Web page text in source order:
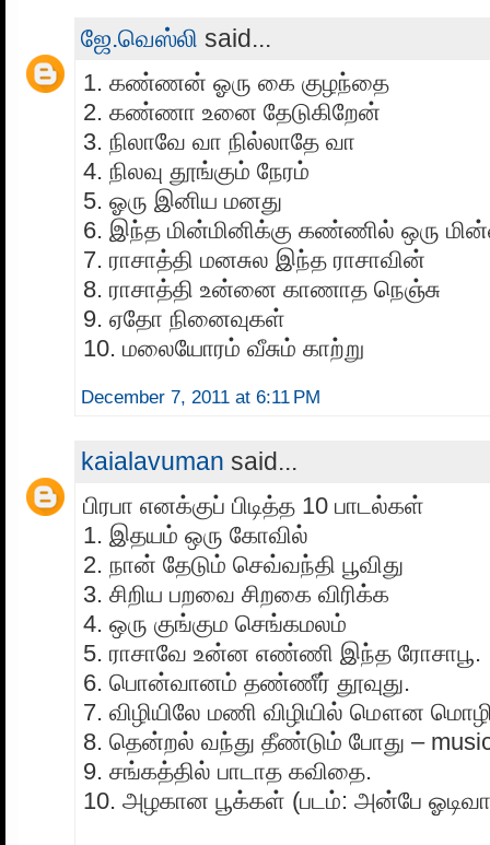
ஜே.வெஸ்லி said...
1. கண்ணன் ஓரு கை குழந்தை
2. கண்ணா உனை தேடுகிறேன்
3. நிலாவே வா நில்லாதே வா
4. நிலவு தூங்கும் நேரம்
5. ஓரு இனிய மனது
6. இந்த மின்மினிக்கு கண்ணில் ஒரு
7. ராசாத்தி மனசுல இந்த ராசாவின்
8. ராசாத்தி உன்னை காணாத நெஞ்சு
9. ஏதோ நினைவுகள்
10. மலையோரம் வீசும் காற்று
December 7, 2011 at 6:11 PM
kaialavuman said...
பிரபா எனக்குப் பிடித்த 10 பாடல்கள்
1. இதயம் ஒரு கோவில்
2. நான் தேடும் செவ்வந்தி பூவிது
3. சிறிய பறவை சிறகை விரிக்க
4. ஒரு குங்கும செங்கமலம்
5. ராசாவே உன்ன எண்ணி இந்த ரோசாபூ.
6. பொன்வானம் தண்ணீர் தூவுது.
7. விழியிலே மணி விழியில் மௌன
8. தென்றல் வந்து தீண்டும் போது –
9. சங்கத்தில் பாடாத கவிதை.
10. அழகான பூக்கள் (படம்: அன்பே